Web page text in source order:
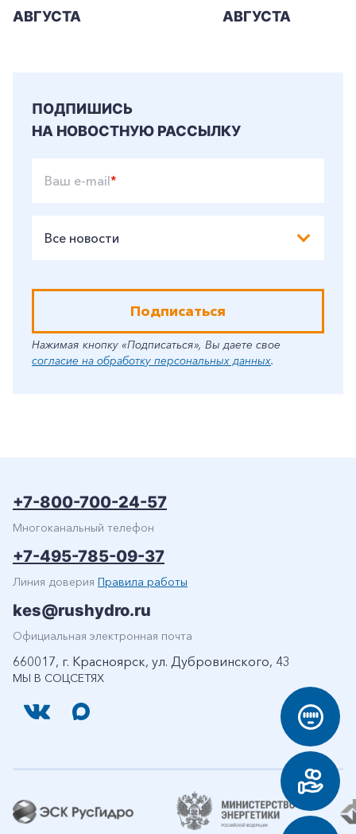
АВГУСТА
АВГУСТА
ПОДПИШИСЬ
НА НОВОСТНУЮ РАССЫЛКУ
Ваш e-mail*
Все новости
Подписаться
Нажимая кнопку «Подписаться», Вы даете свое
согласие на обработку персональных данных.
МЫ В СОЦСЕТЯХ
+7-800-700-24-57
Многоканальный телефон
+7-495-785-09-37
Линия доверия Правила работы
kes@rushydro.ru
Официальная электронная почта
660017, г. Красноярск, ул. Дубровинского, 43